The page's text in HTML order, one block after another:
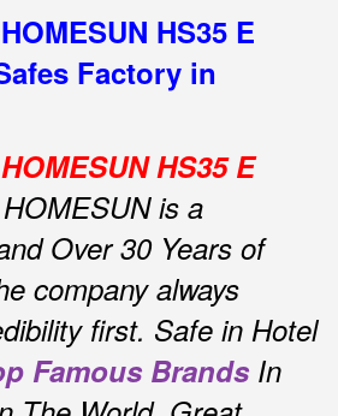
HS35 E
Factory in
HS35 E
is a
Over 30 Years of
company always
first. Safe in Hotel
Famous Brands In